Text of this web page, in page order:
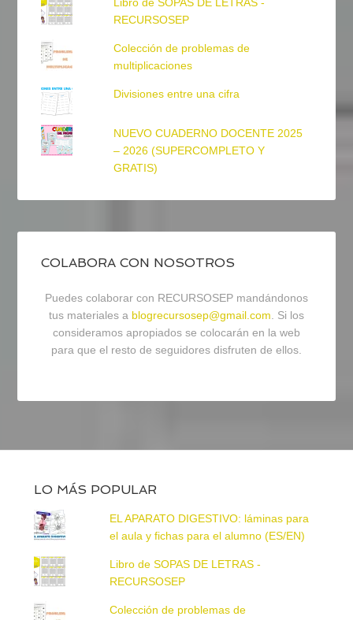
RECURSOSEP
Colección de problemas de
multiplicaciones
Divisiones entre una cifra
NUEVO CUADERNO DOCENTE 2025
– 2026 (SUPERCOMPLETO Y
GRATIS)
COLABORA CON NOSOTROS
Puedes colaborar con RECURSOSEP mandándonos
tus materiales a blogrecursosep@gmail.com . Si los
consideramos apropiados se colocarán en la web
para que el resto de seguidores disfruten de ellos.
LO MÁS POPULAR
EL APARATO DIGESTIVO: láminas para
el aula y fichas para el alumno (ES/EN)
Libro de SOPAS DE LETRAS -
RECURSOSEP
Colección de problemas de